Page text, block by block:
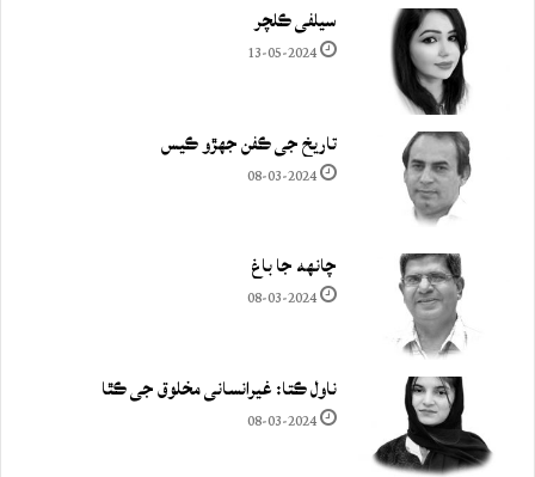
سيلفي ڪلچر
13-05-2024
تاريخ جي ڪفن جھڙو ڪيس
08-03-2024
چانهه جا باغ
08-03-2024
ناول ڪتا: غيرانساني مخلوق جي ڪٿا
08-03-2024